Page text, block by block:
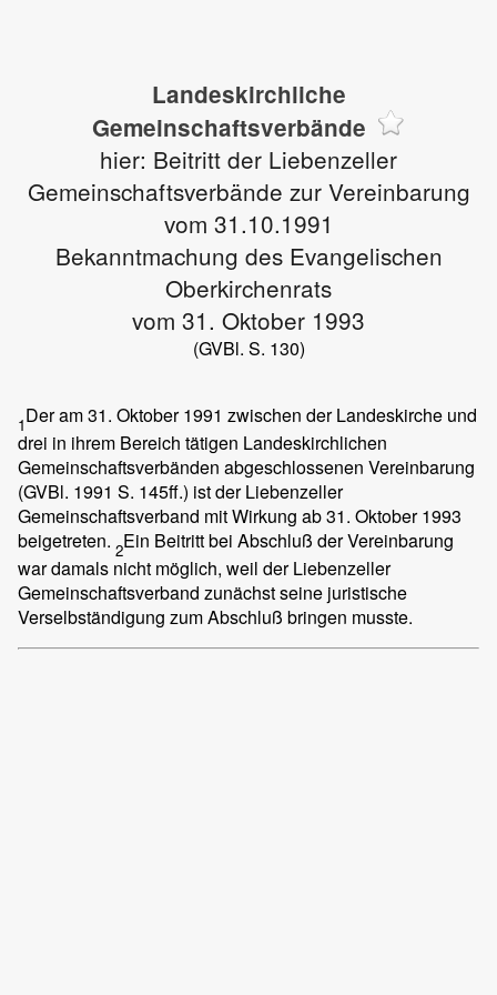
Landeskirchliche
Gemeinschaftsverbände
hier: Beitritt der Liebenzeller
Gemeinschaftsverbände zur Vereinbarung
vom 31.10.1991
Bekanntmachung des Evangelischen
Oberkirchenrats
vom 31. Oktober 1993
(GVBl. S. 130)
1Der am 31. Oktober 1991 zwischen der Landeskirche und
drei in ihrem Bereich tätigen Landeskirchlichen
Gemeinschaftsverbänden abgeschlossenen Vereinbarung
(GVBl. 1991 S. 145ff.) ist der Liebenzeller
Gemeinschaftsverband mit Wirkung ab 31. Oktober 1993
beigetreten. 2Ein Beitritt bei Abschluß der Vereinbarung
war damals nicht möglich, weil der Liebenzeller
Gemeinschaftsverband zunächst seine juristische
Verselbständigung zum Abschluß bringen musste.